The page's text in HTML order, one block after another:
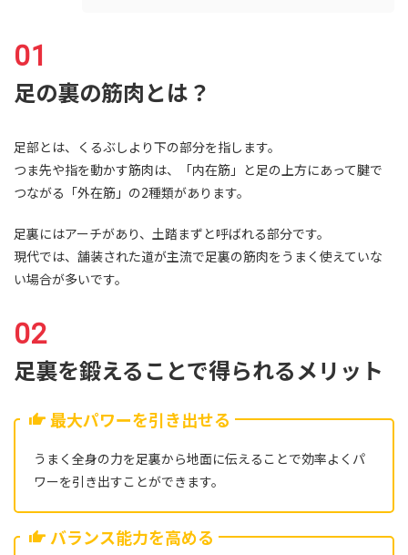
足の裏の筋肉とは？
足部とは、くるぶしより下の部分を指します。
つま先や指を動かす筋肉は、「内在筋」と足の上方にあって腱で
つながる「外在筋」の2種類があります。
足裏にはアーチがあり、土踏まずと呼ばれる部分です。
現代では、舗装された道が主流で足裏の筋肉をうまく使えていな
い場合が多いです。
足裏を鍛えることで得られるメリット
最大パワーを引き出せる
うまく全身の力を足裏から地面に伝えることで効率よくパ
ワーを引き出すことができます。
バランス能力を高める